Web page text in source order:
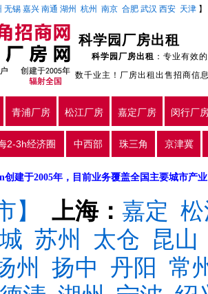
无锡 嘉兴 南通 湖州 杭州 南京 合肥 武汉 西安 天津 】
科学园厂房出租
科学园厂房出租 ：专业有效的
数千业主！厂房出租出售招商信
青浦厂房 松江厂房 嘉定厂房 闵行厂
2-3h经济圈 中西部 珠三角 京津冀
创建于2005年，目前业务覆盖全国主要城市产
】 上海： 嘉定
苏州 太仓 昆山
州 扬中 丹阳
常